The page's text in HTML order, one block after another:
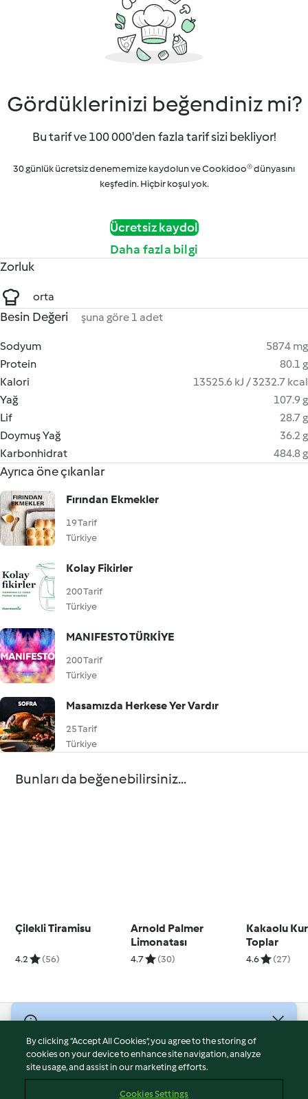
Gördüklerinizi beğendiniz mi?
Bu tarif ve 100 000'den fazla tarif sizi bekliyor!
30 günlük ücretsiz denememize kaydolun ve Cookidoo® dünyasını
keşfedin. Hiçbir koşul yok.
Ücretsiz kaydol
Daha fazla bilgi
Zorluk
orta
Besin Değeri şuna göre 1 adet
Sodyum
5874 mg
Protein
80.1 g
Kalori
13525.6 kJ / 3232.7 kcal
Yağ
107.9 g
Lif
28.7 g
Doymuş Yağ
36.2 g
Karbonhidrat
484.8 g
Ayrıca öne çıkanlar
Fırından Ekmekler
19 Tarif
Türkiye
Kolay Fikirler
200 Tarif
Türkiye
MANIFESTO TÜRKİYE
200 Tarif
Türkiye
Masamızda Herkese Yer Vardır
25 Tarif
Türkiye
Bunları da beğenebilirsiniz...
Çilekli Tiramisu
4.2 (56)
Arnold Palmer
Limonatası
4.7 (30)
Kakaolu
Toplar
4.6 (27)
Hizmet Koşulları
Gizlilik Politikası
By clicking “Accept All Cookies”, you agree to the storing of
cookies on your device to enhance site navigation, analyze
site usage, and assist in our marketing efforts.
Cookies Settings